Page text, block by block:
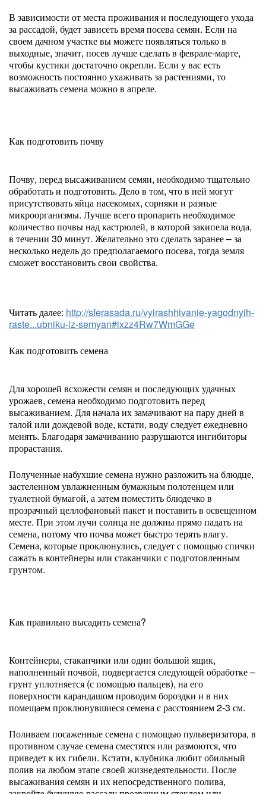
В зависимости от места проживания и последующего ухода
за рассадой, будет зависеть время посева семян. Если на
своем дачном участке вы можете появляться только в
выходные, значит, посев лучше сделать в феврале-марте,
чтобы кустики достаточно окрепли. Если у вас есть
возможность постоянно ухаживать за растениями, то
высаживать семена можно в апреле.
Как подготовить почву
Почву, перед высаживанием семян, необходимо тщательно
обработать и подготовить. Дело в том, что в ней могут
присутствовать яйца насекомых, сорняки и разные
микроорганизмы. Лучше всего пропарить необходимое
количество почвы над кастрюлей, в которой закипела вода,
в течении 30 минут. Желательно это сделать заранее – за
несколько недель до предполагаемого посева, тогда земля
сможет восстановить свои свойства.
Читать далее: http://sferasada.ru/vyirashhivanie-yagodnyih-
raste...ubniku-iz-semyan#ixzz4Rw7WmGGe
Как подготовить семена
Для хорошей всхожести семян и последующих удачных
урожаев, семена необходимо подготовить перед
высаживанием. Для начала их замачивают на пару дней в
талой или дождевой воде, кстати, воду следует ежедневно
менять. Благодаря замачиванию разрушаются ингибиторы
прорастания.
Полученные набухшие семена нужно разложить на блюдце,
застеленном увлажненным бумажным полотенцем или
туалетной бумагой, а затем поместить блюдечко в
прозрачный целлофановый пакет и поставить в освещенном
месте. При этом лучи солнца не должны прямо падать на
семена, потому что почва может быстро терять влагу.
Семена, которые проклюнулись, следует с помощью спички
сажать в контейнеры или стаканчики с подготовленным
грунтом.
Как правильно высадить семена?
Контейнеры, стаканчики или один большой ящик,
наполненный почвой, подвергается следующей обработке –
грунт уплотняется (с помощью пальцев), на его
поверхности карандашом проводим бороздки и в них
помещаем проклюнувшиеся семена с расстоянием 2-3 см.
Поливаем посаженные семена с помощью пульверизатора, в
противном случае семена сместятся или размоются, что
приведет к их гибели. Кстати, клубника любит обильный
полив на любом этапе своей жизнедеятельности. После
высаживания семян и их непосредственного полива,